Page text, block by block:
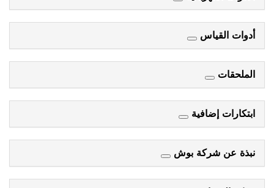
أدوات القياس
الملحقات
ابتكارات إضافية
نبذة عن شركة بوش